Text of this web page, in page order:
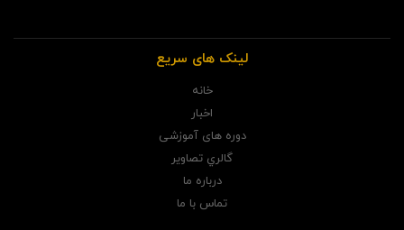
لینک های سریع
خانه
اخبار
دوره های آموزشی
گالري تصاوير
درباره ما
تماس با ما